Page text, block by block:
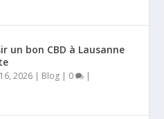
un bon CBD à Lausanne
2026 | Blog | 0 |